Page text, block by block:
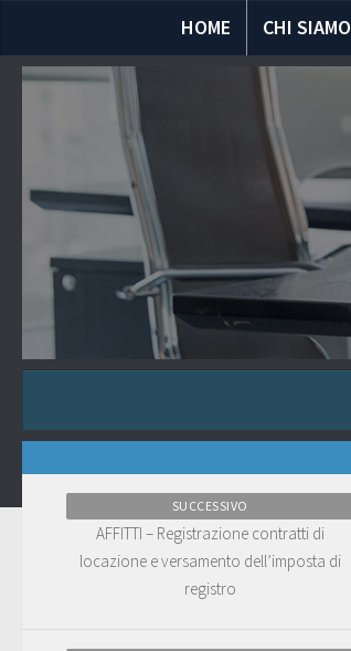
HOME CHI SIAMO
SUCCESSIVO
AFFITTI – Registrazione contratti di
locazione e versamento dell’imposta di
registro